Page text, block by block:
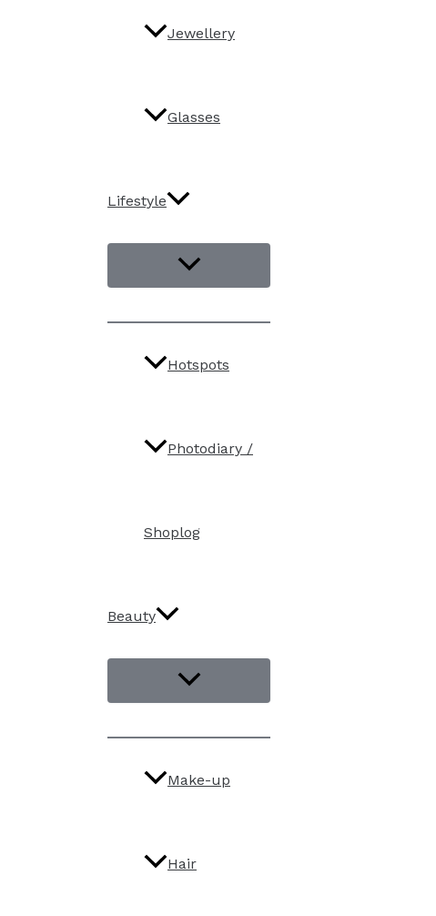
Jewellery
Glasses
Lifestyle
Hotspots
Photodiary /
Shoplog
Beauty
Make-up
Hair